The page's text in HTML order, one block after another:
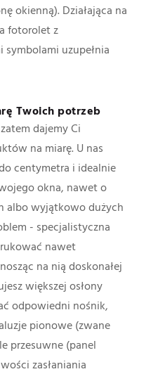
okienną). Działająca na
fotorolet z
uzupełnia
Twoich potrzeb
dajemy Ci
na miarę. U nas
centymetra i idealnie
okna, nawet o
albo wyjątkowo dużych
- specjalistyczna
nawet
na nią doskonałej
większej osłony
odpowiedni nośnik,
pionowe (zwane
przesuwne (panel
zasłaniania